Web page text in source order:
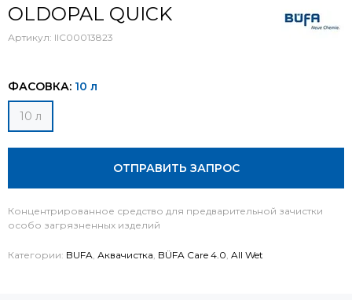
OLDOPAL QUICK
Артикул: IIC00013823
ФАСОВКА: 10 л
10 л
ОТПРАВИТЬ ЗАПРОС
Концентрированное средство для предварительной зачистки
особо загрязненных изделий
Категории: BUFA, Аквачистка, BÜFA Care 4.0, All Wet